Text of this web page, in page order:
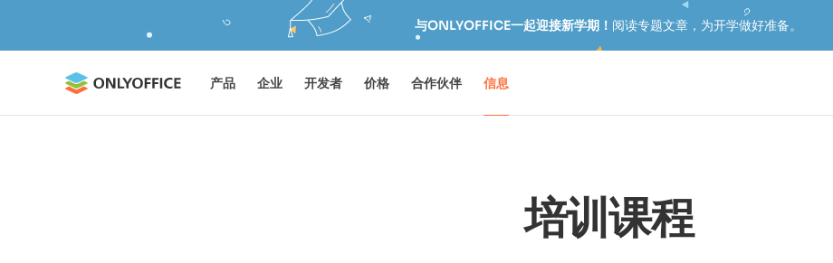
与ONLYOFFICE一起迎接新学期！ 阅读专题文章，为开学做好准备。
产品 企业 开发者 价格 合作伙伴 信息
培训课程